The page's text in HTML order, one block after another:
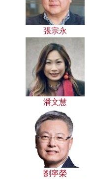
張宗永
潘文慧
劉寧榮